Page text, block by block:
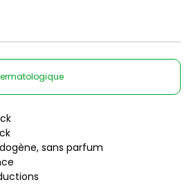
sans parfum